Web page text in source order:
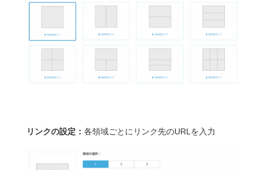
リンクの設定： 各領域ごとにリンク先のURLを入力